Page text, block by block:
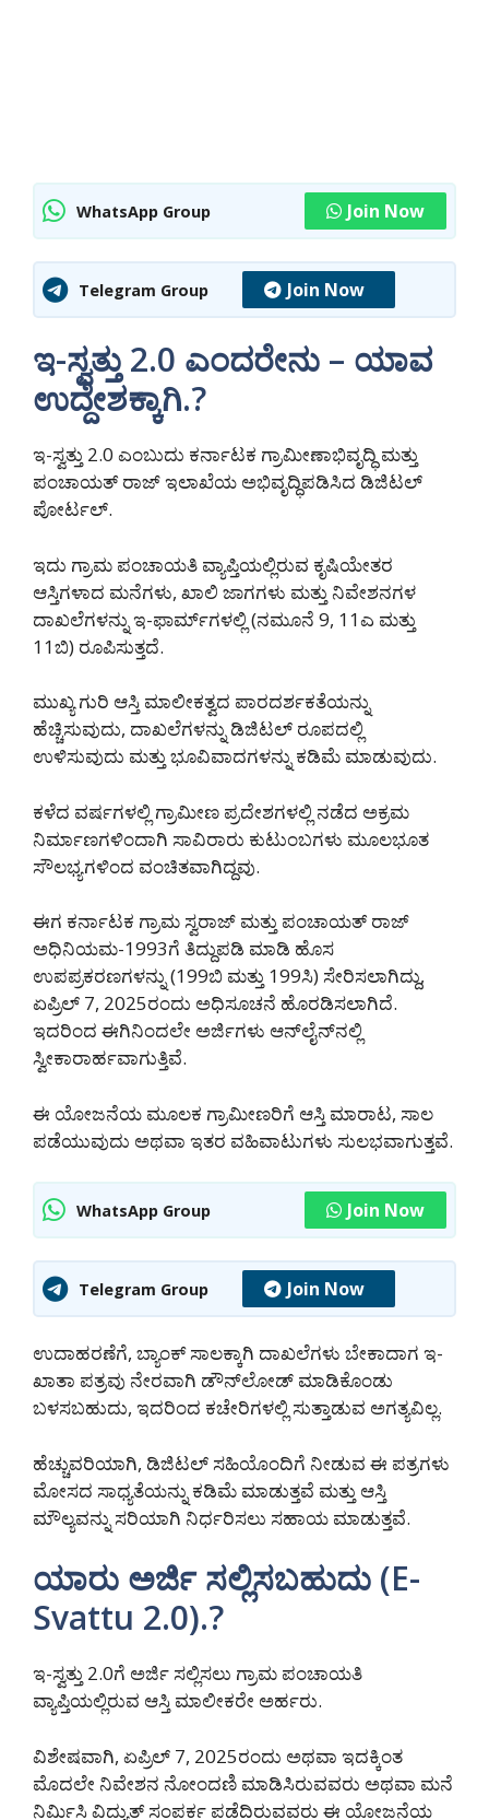
WhatsApp Group Join Now
Telegram Group Join Now
ಇ-ಸ್ವತ್ತು 2.0 ಎಂದರೇನು – ಯಾವ
ಉದ್ದೇಶಕ್ಕಾಗಿ.?
ಇ-ಸ್ವತ್ತು 2.0 ಎಂಬುದು ಕರ್ನಾಟಕ ಗ್ರಾಮೀಣಾಭಿವೃದ್ಧಿ ಮತ್ತು
ಪಂಚಾಯತ್ ರಾಜ್ ಇಲಾಖೆಯ ಅಭಿವೃದ್ಧಿಪಡಿಸಿದ ಡಿಜಿಟಲ್
ಪೋರ್ಟಲ್.
ಇದು ಗ್ರಾಮ ಪಂಚಾಯತಿ ವ್ಯಾಪ್ತಿಯಲ್ಲಿರುವ ಕೃಷಿಯೇತರ
ಆಸ್ತಿಗಳಾದ ಮನೆಗಳು, ಖಾಲಿ ಜಾಗಗಳು ಮತ್ತು ನಿವೇಶನಗಳ
ದಾಖಲೆಗಳನ್ನು ಇ-ಫಾರ್ಮ್‌ಗಳಲ್ಲಿ (ನಮೂನೆ 9, 11ಎ ಮತ್ತು
11ಬಿ) ರೂಪಿಸುತ್ತದೆ.
ಮುಖ್ಯ ಗುರಿ ಆಸ್ತಿ ಮಾಲೀಕತ್ವದ ಪಾರದರ್ಶಕತೆಯನ್ನು
ಹೆಚ್ಚಿಸುವುದು, ದಾಖಲೆಗಳನ್ನು ಡಿಜಿಟಲ್ ರೂಪದಲ್ಲಿ
ಉಳಿಸುವುದು ಮತ್ತು ಭೂವಿವಾದಗಳನ್ನು ಕಡಿಮೆ ಮಾಡುವುದು.
ಕಳೆದ ವರ್ಷಗಳಲ್ಲಿ ಗ್ರಾಮೀಣ ಪ್ರದೇಶಗಳಲ್ಲಿ ನಡೆದ ಅಕ್ರಮ
ನಿರ್ಮಾಣಗಳಿಂದಾಗಿ ಸಾವಿರಾರು ಕುಟುಂಬಗಳು ಮೂಲಭೂತ
ಸೌಲಭ್ಯಗಳಿಂದ ವಂಚಿತವಾಗಿದ್ದವು.
ಈಗ ಕರ್ನಾಟಕ ಗ್ರಾಮ ಸ್ವರಾಜ್ ಮತ್ತು ಪಂಚಾಯತ್ ರಾಜ್
ಅಧಿನಿಯಮ-1993ಗೆ ತಿದ್ದುಪಡಿ ಮಾಡಿ ಹೊಸ
ಉಪಪ್ರಕರಣಗಳನ್ನು (199ಬಿ ಮತ್ತು 199ಸಿ) ಸೇರಿಸಲಾಗಿದ್ದು,
ಏಪ್ರಿಲ್ 7, 2025ರಂದು ಅಧಿಸೂಚನೆ ಹೊರಡಿಸಲಾಗಿದೆ.
ಇದರಿಂದ ಈಗಿನಿಂದಲೇ ಅರ್ಜಿಗಳು ಆನ್‌ಲೈನ್‌ನಲ್ಲಿ
ಸ್ವೀಕಾರಾರ್ಹವಾಗುತ್ತಿವೆ.
ಈ ಯೋಜನೆಯ ಮೂಲಕ ಗ್ರಾಮೀಣರಿಗೆ ಆಸ್ತಿ ಮಾರಾಟ, ಸಾಲ
ಪಡೆಯುವುದು ಅಥವಾ ಇತರ ವಹಿವಾಟುಗಳು ಸುಲಭವಾಗುತ್ತವೆ.
WhatsApp Group Join Now
Telegram Group Join Now
ಉದಾಹರಣೆಗೆ, ಬ್ಯಾಂಕ್ ಸಾಲಕ್ಕಾಗಿ ದಾಖಲೆಗಳು ಬೇಕಾದಾಗ ಇ-
ಖಾತಾ ಪತ್ರವು ನೇರವಾಗಿ ಡೌನ್‌ಲೋಡ್ ಮಾಡಿಕೊಂಡು
ಬಳಸಬಹುದು, ಇದರಿಂದ ಕಚೇರಿಗಳಲ್ಲಿ ಸುತ್ತಾಡುವ ಅಗತ್ಯವಿಲ್ಲ.
ಹೆಚ್ಚುವರಿಯಾಗಿ, ಡಿಜಿಟಲ್ ಸಹಿಯೊಂದಿಗೆ ನೀಡುವ ಈ ಪತ್ರಗಳು
ಮೋಸದ ಸಾಧ್ಯತೆಯನ್ನು ಕಡಿಮೆ ಮಾಡುತ್ತವೆ ಮತ್ತು ಆಸ್ತಿ
ಮೌಲ್ಯವನ್ನು ಸರಿಯಾಗಿ ನಿರ್ಧರಿಸಲು ಸಹಾಯ ಮಾಡುತ್ತವೆ.
ಯಾರು ಅರ್ಜಿ ಸಲ್ಲಿಸಬಹುದು (E-
Svattu 2.0).?
ಇ-ಸ್ವತ್ತು 2.0ಗೆ ಅರ್ಜಿ ಸಲ್ಲಿಸಲು ಗ್ರಾಮ ಪಂಚಾಯತಿ
ವ್ಯಾಪ್ತಿಯಲ್ಲಿರುವ ಆಸ್ತಿ ಮಾಲೀಕರೇ ಅರ್ಹರು.
ವಿಶೇಷವಾಗಿ, ಏಪ್ರಿಲ್ 7, 2025ರಂದು ಅಥವಾ ಇದಕ್ಕಿಂತ
ಮೊದಲೇ ನಿವೇಶನ ನೋಂದಣಿ ಮಾಡಿಸಿರುವವರು ಅಥವಾ ಮನೆ
ನಿರ್ಮಿಸಿ ವಿದ್ಯುತ್ ಸಂಪರ್ಕ ಪಡೆದಿರುವವರು ಈ ಯೋಜನೆಯ